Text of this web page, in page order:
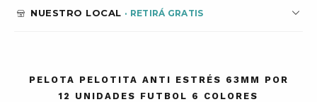
NUESTRO LOCAL
PELOTA PELOTITA ANTI ESTRÉS 63MM POR
12 UNIDADES FUTBOL 6 COLORES